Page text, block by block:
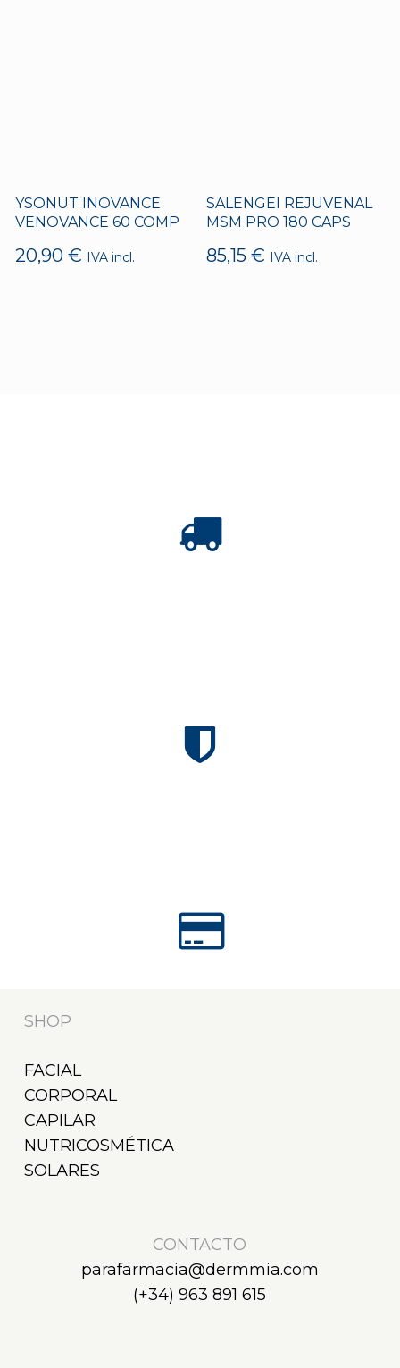
YSONUT INOVANCE
VENOVANCE 60 COMP
20,90 € IVA incl.
SALENGEI REJUVENAL
MSM PRO 180 CAPS
85,15 € IVA incl.
SHOP
FACIAL
CORPORAL
CAPILAR
NUTRICOSMÉTICA
SOLARES
CONTACTO
parafarmacia@dermmia.com
(+34) 963 891 615